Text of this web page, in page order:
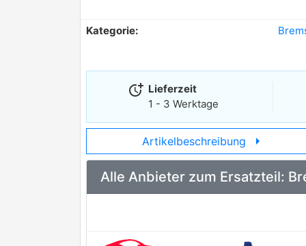
Kategorie:
more_time Lieferzeit
1 - 3 Werktage
Artikelbeschreibung arrow_right
Alle Anbieter zum Ersatzteil: